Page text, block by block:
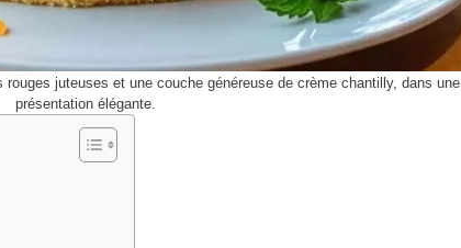
juteuses et une couche généreuse de crème chantilly, dans une
présentation élégante.